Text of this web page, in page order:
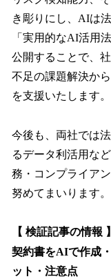
き彫りにし、AIは
「実用的なAI活用
公開することで、
不足の課題解決か
を支援いたします。
今後も、両社では
るデータ利活用な
務・コンプライア
努めてまいります。
【 検証記事の情報 】
契約書をAIで作成
ット・注意点